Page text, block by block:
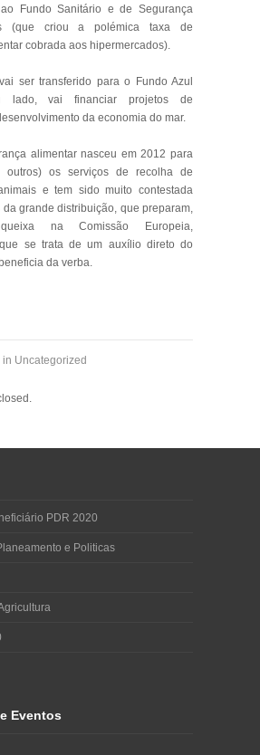
Fundo Sanitário e de Segurança
(que criou a polémica taxa de
cobrada aos hipermercados).
ser transferido para o Fundo Azul
lado, vai financiar projetos de
da economia do mar.
alimentar nasceu em 2012 para
outros) os serviços de recolha de
e tem sido muito contestada
grande distribuição, que preparam,
na Comissão Europeia,
se trata de um auxílio direto do
da verba.
in Uncategorized
PDR 2020
e Politicas
Eventos